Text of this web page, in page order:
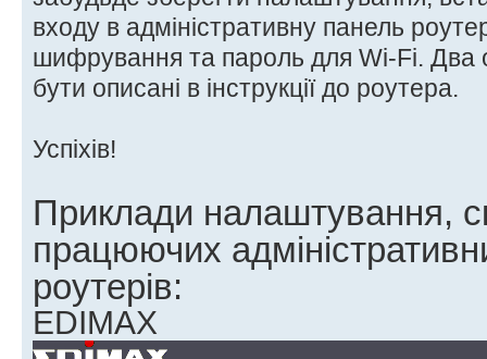
входу в адміністративну панель
шифрування та пароль для Wi-Fi. Два
бути описані в інструкції до роутера.
Успіхів!
Приклади налаштування,
працюючих
роутерів:
EDIMAX